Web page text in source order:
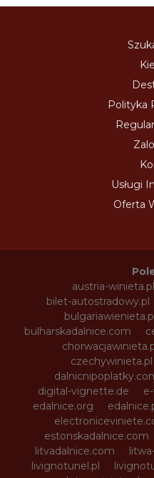
Polityka
Usługi
Oferta
austria-winieta.pl
bilet-autostradowy.pl
bulharskadalnice.com
czechywinieta.pl
digital-vignette.de
edalnice.org
estonskadalnice.com
litvadalnice.com
livignotunel.pl